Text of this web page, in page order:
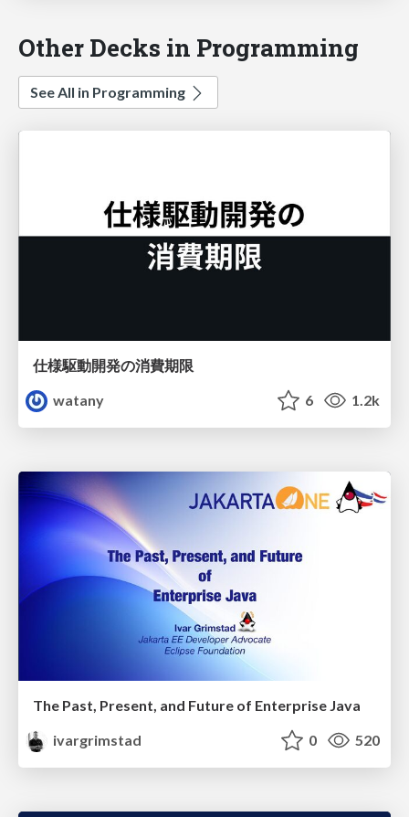
Other Decks in Programming
See All in Programming
仕様駆動開発の消費期限
watany
6 1.2k
The Past, Present, and Future of Enterprise Java
ivargrimstad
0 520